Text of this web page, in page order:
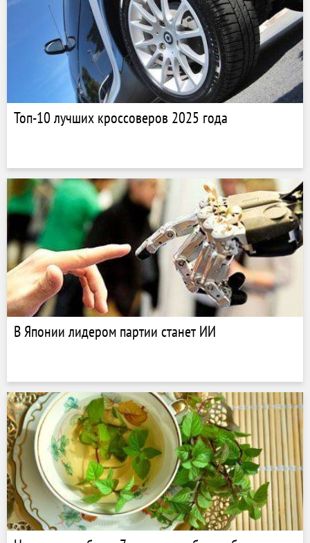
Топ-10 лучших кроссоверов 2025 года
В Японии лидером партии станет ИИ